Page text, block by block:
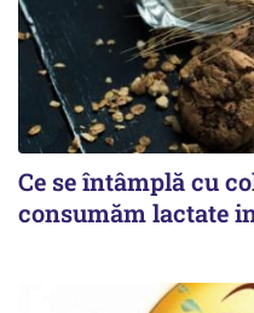
Ce se întâmplă cu
consumăm lactate